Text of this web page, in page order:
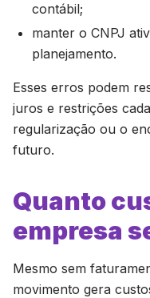
contábil;
manter o CNPJ
planejamento.
Esses erros podem
juros e restrições
regularização ou o
futuro.
Quanto
empresa
Mesmo sem
movimento gera